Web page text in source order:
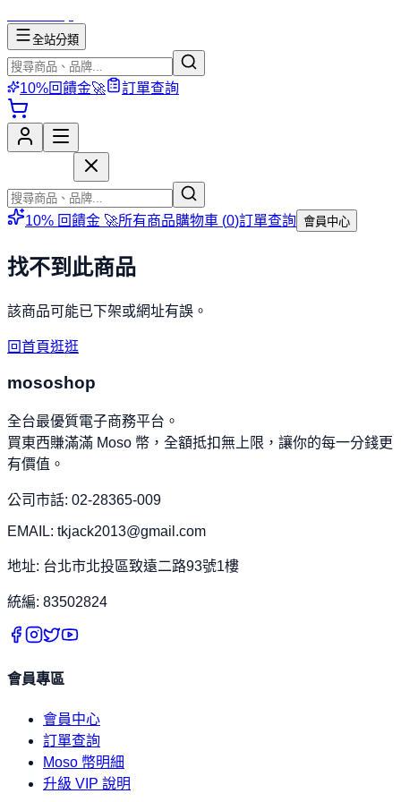
全站分類
10%回饋金🚀 訂單查詢
10% 回饋金 🚀所有商品購物車 (0)訂單查詢 會員中心
找不到此商品
該商品可能已下架或網址有誤。
回首頁逛逛
mososhop
全台最優質電子商務平台。
買東西賺滿滿 Moso 幣，全額抵扣無上限，讓你的每一分錢更
有價值。
公司市話: 02-28365-009
EMAIL: tkjack2013@gmail.com
地址: 台北市北投區致遠二路93號1樓
統編: 83502824
會員專區
會員中心
訂單查詢
Moso 幣明細
升級 VIP 說明